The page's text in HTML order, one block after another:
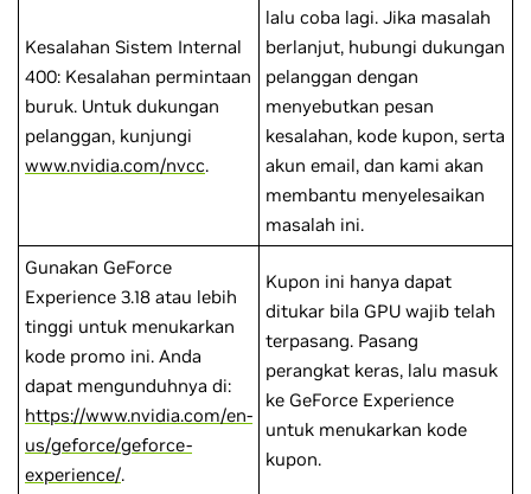
Kesalahan Sistem Internal
400: Kesalahan permintaan
buruk. Untuk dukungan
pelanggan, kunjungi
www.nvidia.com/nvcc.
lalu coba lagi. Jika masalah
berlanjut, hubungi dukungan
pelanggan dengan
menyebutkan pesan
kesalahan, kode kupon, serta
akun email, dan kami akan
membantu menyelesaikan
masalah ini.
Gunakan GeForce
Experience 3.18 atau lebih
tinggi untuk menukarkan
kode promo ini. Anda
dapat mengunduhnya di:
https://www.nvidia.com/en-
us/geforce/geforce-
experience/.
Kupon ini hanya dapat
ditukar bila GPU wajib telah
terpasang. Pasang
perangkat keras, lalu masuk
ke GeForce Experience
untuk menukarkan kode
kupon.